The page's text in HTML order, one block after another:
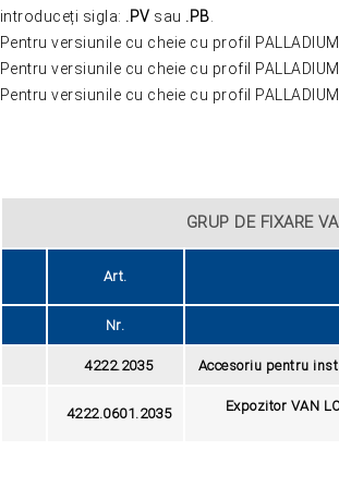
ZOOM
introduceți sigla: .PV sau .PB
Pentru versiunile cu cheie cu profil
Pentru versiunile cu cheie cu profil
Pentru versiunile cu cheie cu profil
GRUP DE FIXARE
Art.
Nr.
4222.2035 Accesoriu pentru
4222.0601.2035
Expozitor VAN